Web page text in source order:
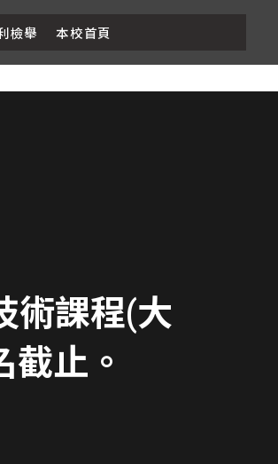
檢舉 本校首頁
術課程(大
止。